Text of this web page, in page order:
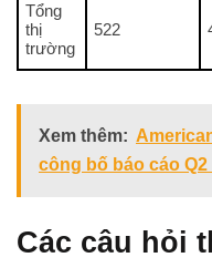
Tổng
thị
trường
522
Xem thêm:
công bố báo cáo Q2
Các câu hỏi